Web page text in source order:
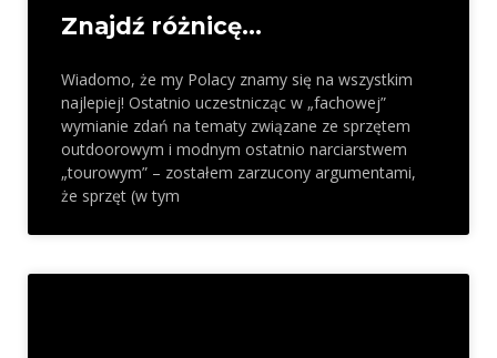
Znajdź różnicę…
Wiadomo, że my Polacy znamy się na wszystkim
najlepiej! Ostatnio uczestnicząc w „fachowej”
wymianie zdań na tematy związane ze sprzętem
outdoorowym i modnym ostatnio narciarstwem
„tourowym” – zostałem zarzucony argumentami,
że sprzęt (w tym